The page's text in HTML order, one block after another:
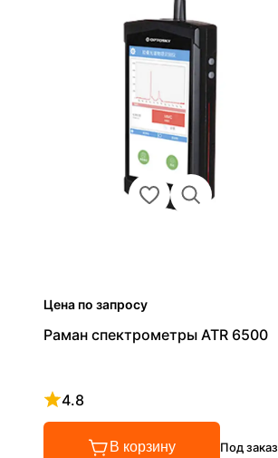
Цена по запросу
Раман спектрометры ATR 6500
4.8
Рейтинг 4.8 из 5
В корзину Под заказ